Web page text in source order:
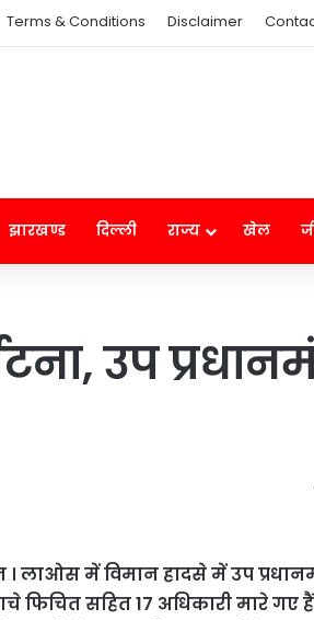
Terms & Conditions Disclaimer
झारखण्ड दिल्ली राज्य खेल
उप
लाओस में विमान हादसे में उप
फिचित सहित 17 अधिकारी मारे गए